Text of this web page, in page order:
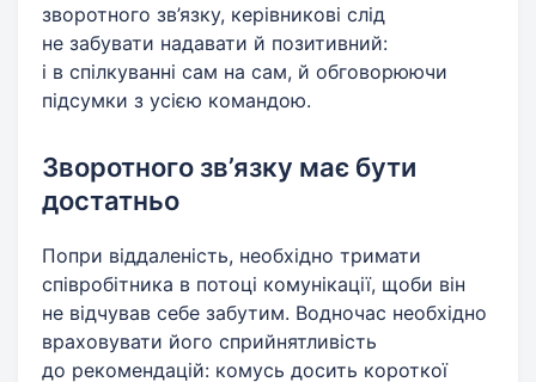
зворотного зв’язку, керівникові слід
не забувати надавати й позитивний:
і в спілкуванні сам на сам, й обговорюючи
підсумки з усією командою.
Зворотного зв’язку має бути
достатньо
Попри віддаленість, необхідно тримати
співробітника в потоці комунікації, щоби він
не відчував себе забутим. Водночас необхідно
враховувати його сприйнятливість
до рекомендацій: комусь досить короткої